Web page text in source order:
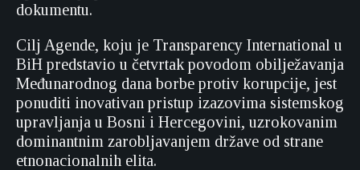
dokumentu.
Cilj Agende, koju je Transparency International u
BiH predstavio u četvrtak povodom obilježavanja
Međunarodnog dana borbe protiv korupcije, jest
ponuditi inovativan pristup izazovima sistemskog
upravljanja u Bosni i Hercegovini, uzrokovanim
dominantnim zarobljavanjem države od strane
etnonacionalnih elita.